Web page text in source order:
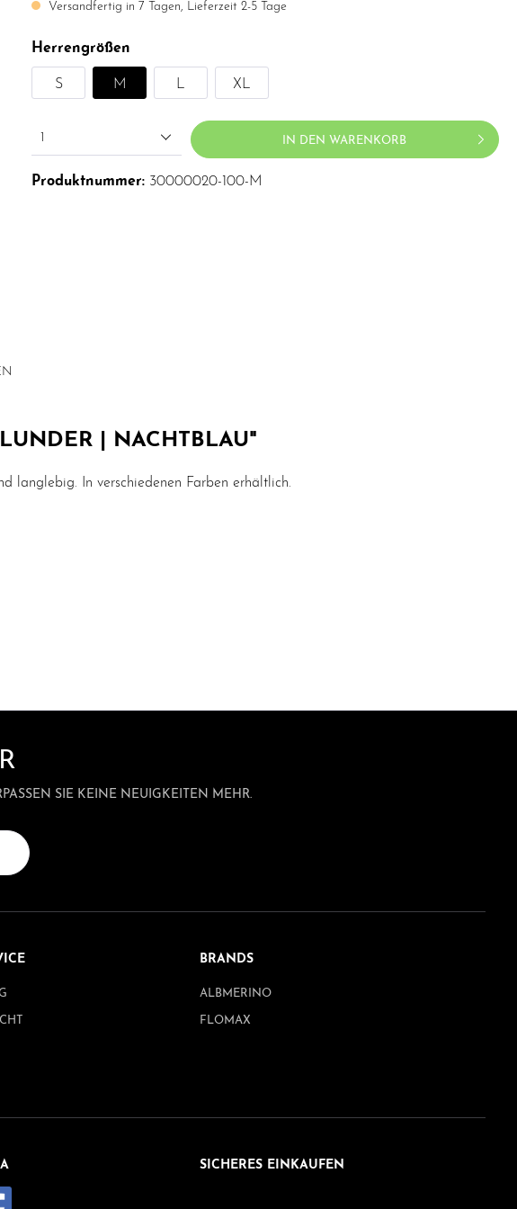
Versandfertig in 7 Tagen, Lieferzeit 2-5 Tage
Herrengrößen
S M L XL
1 IN DEN WARENKORB
Produktnummer: 30000020-100-M
| NACHTBLAU"
langlebig. In verschiedenen Farben erhältlich.
SIE KEINE NEUIGKEITEN MEHR.
BRANDS
ALBMERINO
FLOMAX
SICHERES EINKAUFEN